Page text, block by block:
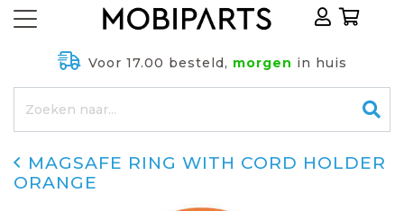
Voor 17.00 besteld, morgen in huis
MAGSAFE RING WITH CORD HOLDER
ORANGE